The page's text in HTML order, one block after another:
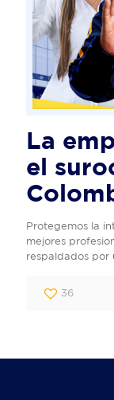
La
el
Protegemos la
mejores
respaldados por
36